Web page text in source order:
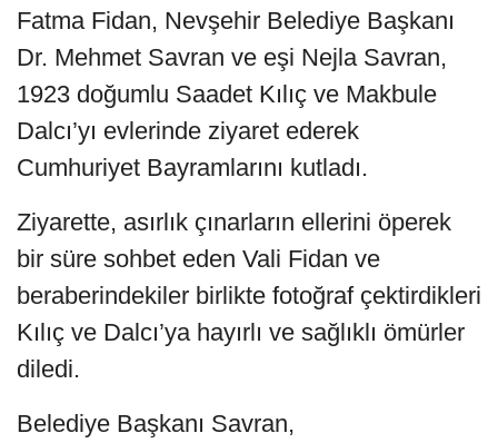
Fatma Fidan, Nevşehir Belediye Başkanı
Dr. Mehmet Savran ve eşi Nejla Savran,
1923 doğumlu Saadet Kılıç ve Makbule
Dalcı’yı evlerinde ziyaret ederek
Cumhuriyet Bayramlarını kutladı.
Ziyarette, asırlık çınarların ellerini öperek
bir süre sohbet eden Vali Fidan ve
beraberindekiler birlikte fotoğraf çektirdikleri
Kılıç ve Dalcı’ya hayırlı ve sağlıklı ömürler
diledi.
Belediye Başkanı Savran,